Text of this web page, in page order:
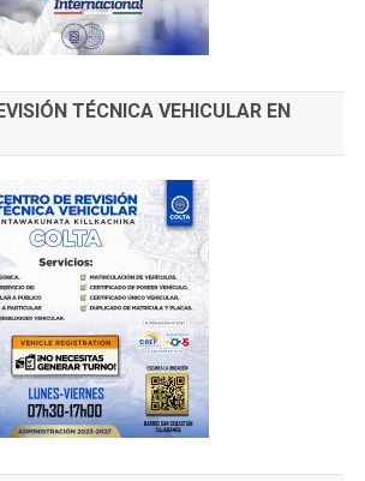
TÉCNICA VEHICULAR EN